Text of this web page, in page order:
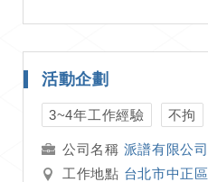
活動企劃
3~4年工作經驗 不拘
派譜有限公司
工作地點 台北市中正區